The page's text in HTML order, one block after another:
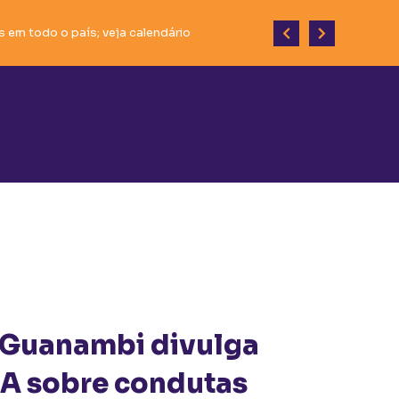
em todo o país; veja calendário
desenvolvimento do município.
divulga
sobre condutas